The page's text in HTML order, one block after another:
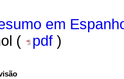
em
(
pdf )